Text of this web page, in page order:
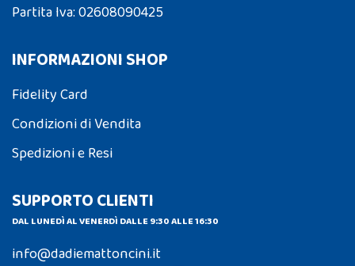
Partita Iva: 02608090425
INFORMAZIONI SHOP
Fidelity Card
Condizioni di Vendita
Spedizioni e Resi
SUPPORTO CLIENTI
DAL LUNEDÌ AL VENERDÌ DALLE 9:30 ALLE 16:30
info@dadiemattoncini.it